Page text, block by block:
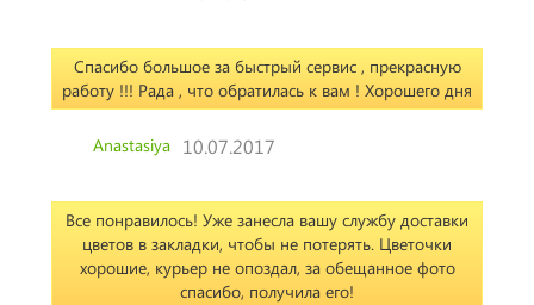
Спасибо большое за быстрый сервис , прекрасную
работу !!! Рада , что обратилась к вам ! Хорошего дня
Anastasiya 10.07.2017
Все понравилось! Уже занесла вашу службу доставки
цветов в закладки, чтобы не потерять. Цветочки
хорошие, курьер не опоздал, за обещанное фото
спасибо, получила его!